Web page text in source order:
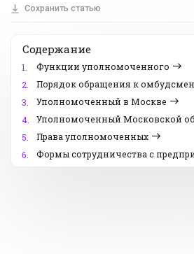
Сохранить статью
Содержание
1.
Функции уполномоченного
2.
Порядок обращения к
3.
Уполномоченный в Москве
4.
Уполномоченный Московской
5.
Права уполномоченных
6.
Формы сотрудничества с